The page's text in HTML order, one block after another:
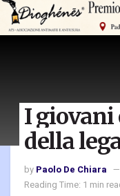
I giovani
della
by Paolo De Chiara
Reading Time: 1 min